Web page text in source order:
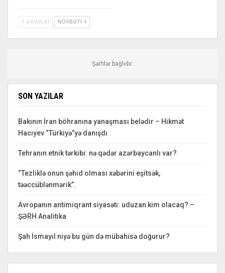
ƏVVƏLKI NÖVBƏTI
Şərhlər bağlıdır.
SON YAZILAR
Bakının İran böhranına yanaşması belədir – Hikmət
Hacıyev “Türkiyə”yə danışdı
Tehranın etnik tərkibi: nə qədər azərbaycanlı var?
“Tezliklə onun şəhid olması xəbərini eşitsək,
təəccüblənmərik”.
Avropanın antimiqrant siyasəti: uduzan kim olacaq? –
ŞƏRH Analitika
Şah İsmayıl niyə bu gün də mübahisə doğurur?